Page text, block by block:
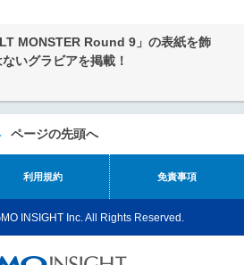
MONSTER Round 9」の表紙を飾
いグラビアを掲載！
ページの先頭へ
利用規約 免責事項
INSIGHT Inc. All Rights Reserved.